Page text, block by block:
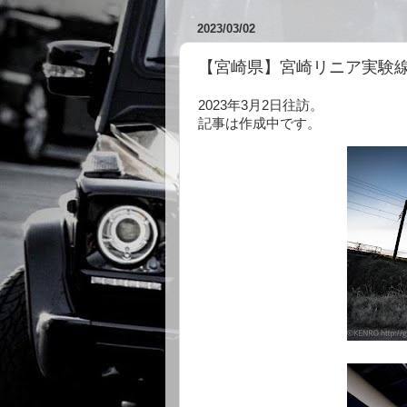
2023/03/02
【宮崎県】宮崎リニア実験
2023年3月2日往訪。
記事は作成中です。